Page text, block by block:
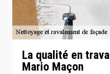
La qualité en
Mario Maçon